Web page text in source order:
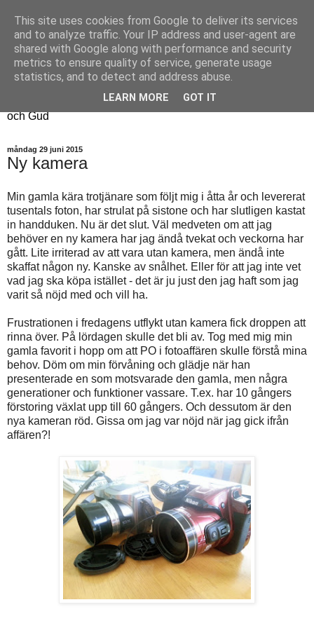
Fyren
Fyren finns för att sprida ljus i mörkret
För att påminna om guldkanterna i tillvaron
Här samsas jakt, hantverk, odling, och andra tankar om livet
och Gud
måndag 29 juni 2015
Ny kamera
Min gamla kära trotjänare som följt mig i åtta år och levererat
tusentals foton, har strulat på sistone och har slutligen kastat
in handduken. Nu är det slut. Väl medveten om att jag
behöver en ny kamera har jag ändå tvekat och veckorna har
gått. Lite irriterad av att vara utan kamera, men ändå inte
skaffat någon ny. Kanske av snålhet. Eller för att jag inte vet
vad jag ska köpa istället - det är ju just den jag haft som jag
varit så nöjd med och vill ha.
Frustrationen i fredagens utflykt utan kamera fick droppen att
rinna över. På lördagen skulle det bli av. Tog med mig min
gamla favorit i hopp om att PO i fotoaffären skulle förstå mina
behov. Döm om min förvåning och glädje när han
presenterade en som motsvarade den gamla, men några
generationer och funktioner vassare. T.ex. har 10 gångers
förstoring växlat upp till 60 gångers. Och dessutom är den
nya kameran röd. Gissa om jag var nöjd när jag gick ifrån
affären?!
This site uses cookies from Google to deliver its services
and to analyze traffic. Your IP address and user-agent are
shared with Google along with performance and security
metrics to ensure quality of service, generate usage
statistics, and to detect and address abuse.
LEARN MORE GOT IT